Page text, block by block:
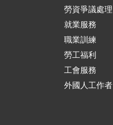
勞資爭議處理
就業服務
職業訓練
勞工福利
工會服務
外國人工作者